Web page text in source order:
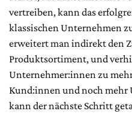
vertreiben, kann das
klassischen Unternehmen
erweitert man indirekt den
Produktsortiment, und
Unternehmer:innen zu
Kund:innen und noch mehr
kann der nächste Schritt